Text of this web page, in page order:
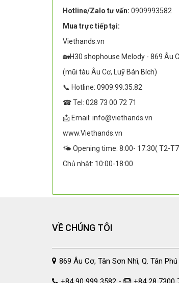
Hotline/Zalo tư vấn: 0909993582
Mua trực tiếp tại:
Viethands.vn
🏡H30 shophouse Melody - 869 Âu
(mũi tàu Âu Cơ, Luỹ Bán Bích)
📞 Hotline: 0909.99.35.82
☎ Tel: 028 73 00 72 71
📩 Email: info@viethands.vn
www.Viethands.vn
🌤️ Opening time: 8:00- 17:30( T2-
Chủ nhật: 10:00-18:00
VỀ CHÚNG TÔI
869 Âu Cơ, Tân Sơn Nhì, Q. Tân Phú